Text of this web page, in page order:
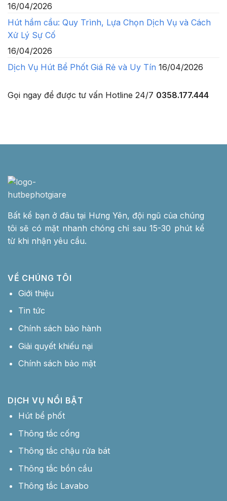
16/04/2026
Hút hầm cầu: Quy Trình, Lựa Chọn Dịch Vụ và Cách
Xử Lý Sự Cố
16/04/2026
Dịch Vụ Hút Bể Phốt Giá Rẻ và Uy Tín 16/04/2026
Gọi ngay để được tư vấn Hotline 24/7 0358.177.444
Bất kể bạn ở đâu tại Hưng Yên, đội ngũ của chúng
tôi sẽ có mặt nhanh chóng chỉ sau 15-30 phút kể
từ khi nhận yêu cầu.
VỀ CHÚNG TÔI
Giới thiệu
Tin tức
Chính sách bảo hành
Giải quyết khiếu nại
Chính sách bảo mật
DỊCH VỤ NỔI BẬT
Hút bể phốt
Thông tắc cống
Thông tắc chậu rửa bát
Thông tắc bồn cầu
Thông tắc Lavabo